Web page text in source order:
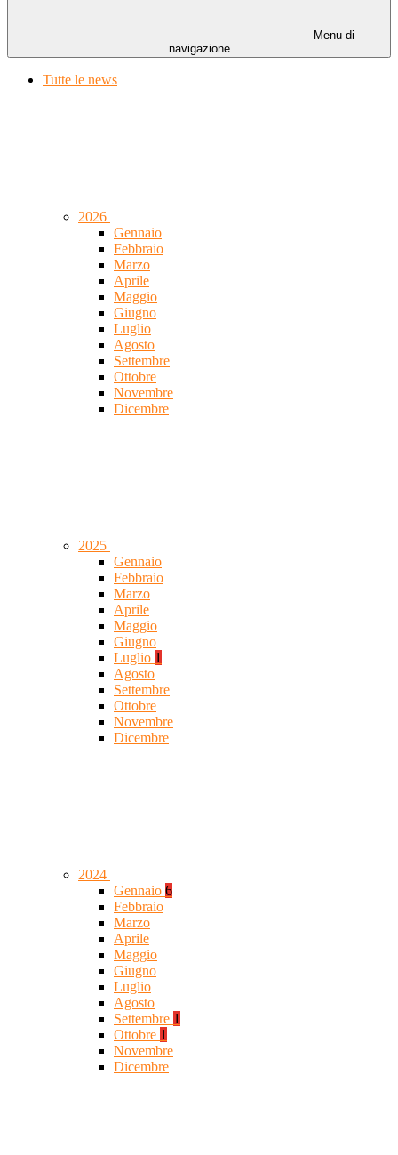
Menu di
navigazione
Tutte le news
2026
Gennaio
Febbraio
Marzo
Aprile
Maggio
Giugno
Luglio
Agosto
Settembre
Ottobre
Novembre
Dicembre
2025
Gennaio
Febbraio
Marzo
Aprile
Maggio
Giugno
Luglio 1
Agosto
Settembre
Ottobre
Novembre
Dicembre
2024
Gennaio 6
Febbraio
Marzo
Aprile
Maggio
Giugno
Luglio
Agosto
Settembre 1
Ottobre 1
Novembre
Dicembre